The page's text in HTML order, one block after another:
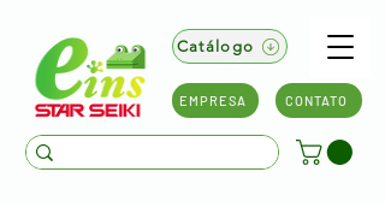
Catálogo
EMPRESA CONTATO